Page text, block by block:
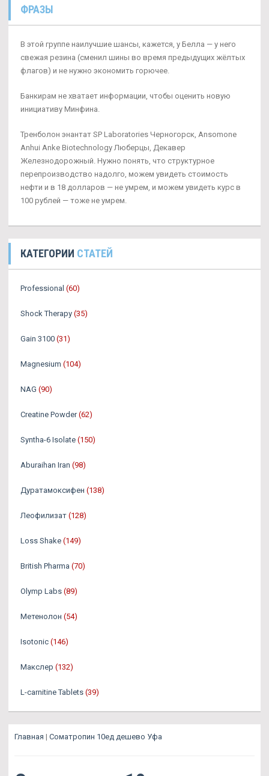
ФРАЗЫ
В этой группе наилучшие шансы, кажется, у Белла — у него
свежая резина (сменил шины во время предыдущих жёлтых
флагов) и не нужно экономить горючее.
Банкирам не хватает информации, чтобы оценить новую
инициативу Минфина.
Тренболон энантат SP Laboratories Черногорск, Ansomone
Anhui Anke Biotechnology Люберцы, Декавер
Железнодорожный. Нужно понять, что структурное
перепроизводство надолго, можем увидеть стоимость
нефти и в 18 долларов — не умрем, и можем увидеть курс в
100 рублей — тоже не умрем.
КАТЕГОРИИ СТАТЕЙ
Professional (60)
Shock Therapy (35)
Gain 3100 (31)
Magnesium (104)
NAG (90)
Creatine Powder (62)
Syntha-6 Isolate (150)
Aburaihan Iran (98)
Дуратамоксифен (138)
Леофилизат (128)
Loss Shake (149)
British Pharma (70)
Olymp Labs (89)
Метенолон (54)
Isotonic (146)
Макслер (132)
L-carnitine Tablets (39)
Главная | Cоматропин 10ед дешево Уфа